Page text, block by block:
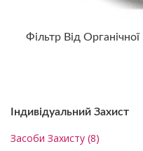
Індивідуальний Захист
Засоби Захисту (8)
Фільтр Від